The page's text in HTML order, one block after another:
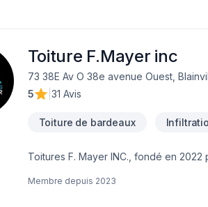
Toiture F.Mayer inc
73 38E Av O 38e avenue Ouest,
5
31 Avis
Toiture de bardeaux
Toitures F. Mayer INC., fondé en
chacune jouant un rôle essentiel au sein de l’entreprise. Pour notre équipe de
Membre depuis 2023